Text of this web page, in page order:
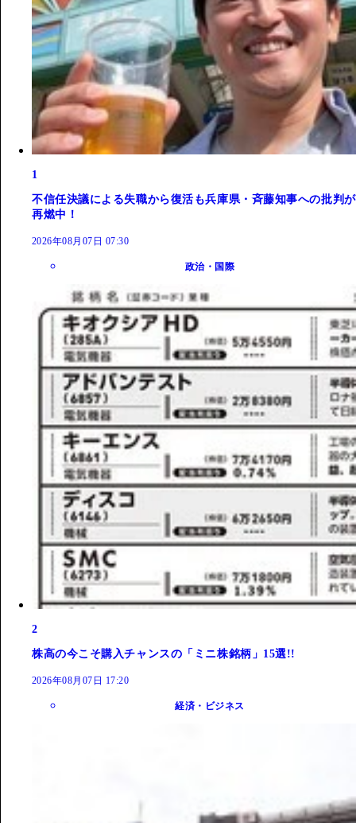
1
不信任決議による失職から復活も兵庫県・斉藤知事への批判が
再燃中！
2026年08月07日 07:30
政治・国際
2
株高の今こそ購入チャンスの「ミニ株銘柄」15選!!
2026年08月07日 17:20
経済・ビジネス